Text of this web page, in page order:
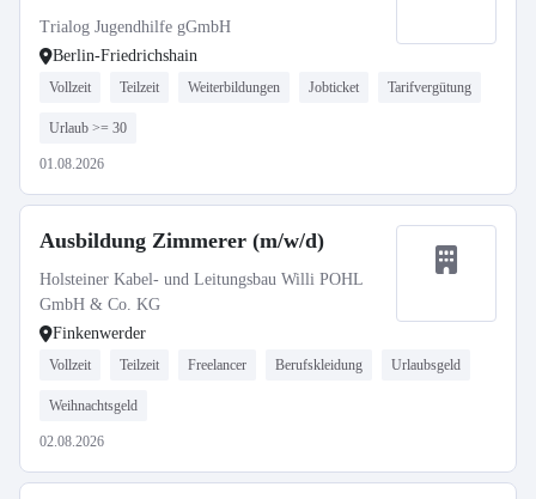
Stellenmarkt Bildung
Trialog Jugendhilfe gGmbH
Berlin-Friedrichshain
Vollzeit Teilzeit Weiterbildungen Jobticket Tarifvergütung
Urlaub >= 30
01.08.2026
Ausbildung Zimmerer (m/w/d)
Holsteiner Kabel- und Leitungsbau Willi POHL
GmbH & Co. KG
Finkenwerder
Vollzeit Teilzeit Freelancer Berufskleidung Urlaubsgeld
Weihnachtsgeld
02.08.2026